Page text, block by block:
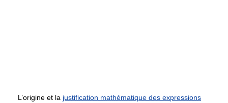
L’origine et la justification mathématique des expressions